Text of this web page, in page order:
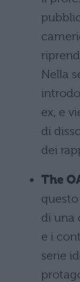
Nella
ex, e
di
dei
The
di una
e i
serie